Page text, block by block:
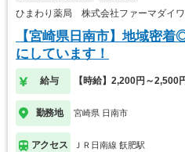
ひまわり薬局 株式会社ファーマダイワ
【宮崎県日南市】地域密
にしています！
給与 【時給】2,200円～2,500
勤務地 宮崎県 日南市
アクセス ＪＲ日南線 飫肥駅